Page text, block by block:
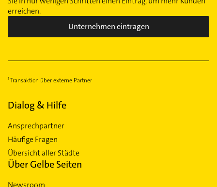
erreichen.
Unternehmen eintragen
Transaktion über externe Partner
Dialog & Hilfe
Ansprechpartner
Häufige Fragen
Übersicht aller Städte
Über Gelbe Seiten
Newsroom